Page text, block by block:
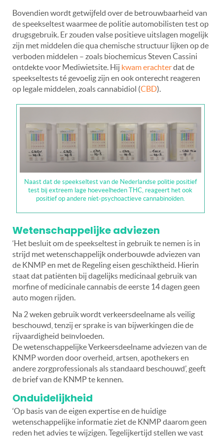
Bovendien wordt getwijfeld over de betrouwbaarheid van
de speekseltest waarmee de politie automobilisten test op
drugsgebruik. Er zouden valse positieve uitslagen mogelijk
zijn met middelen die qua chemische structuur lijken op de
verboden middelen – zoals biochemicus Steven Cassini
ontdekte voor Mediwietsite. Hij kwam erachterdat de
speekseltests té gevoelig zijn en ook onterecht reageren
op legale middelen, zoals cannabidiol (CBD).
Naast dat de speekseltest van de Nederlandse politie positief
test bij extreem lage hoeveelheden THC, reageert het ook
positief op andere níet-psychoactieve cannabinoïden.
Wetenschappelijke adviezen
‘Het besluit om de speekseltest in gebruik te nemen is in
strijd met wetenschappelijk onderbouwde adviezen van
de KNMP en met de Regeling eisen geschiktheid. Hierin
staat dat patiënten bij dagelijks medicinaal gebruik van
morfine of medicinale cannabis de eerste 14 dagen geen
auto mogen rijden.
Na 2 weken gebruik wordt verkeersdeelname als veilig
beschouwd, tenzij er sprake is van bijwerkingen die de
rijvaardigheid beïnvloeden.
De wetenschappelijke Verkeersdeelname adviezen van de
KNMP worden door overheid, artsen, apothekers en
andere zorgprofessionals als standaard beschouwd’, geeft
de brief van de KNMP te kennen.
Onduidelijkheid
‘Op basis van de eigen expertise en de huidige
wetenschappelijke informatie ziet de KNMP daarom geen
reden het advies te wijzigen. Tegelijkertijd stellen we vast